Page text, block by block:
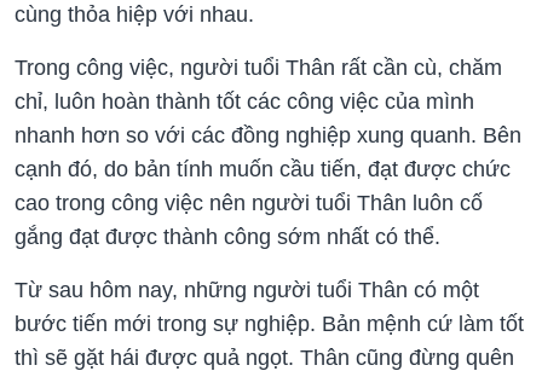
cùng thỏa hiệp với nhau.
Trong công việc, người tuổi Thân rất cần cù, chăm
chỉ, luôn hoàn thành tốt các công việc của mình
nhanh hơn so với các đồng nghiệp xung quanh. Bên
cạnh đó, do bản tính muốn cầu tiến, đạt được chức
cao trong công việc nên người tuổi Thân luôn cố
gắng đạt được thành công sớm nhất có thể.
Từ sau hôm nay, những người tuổi Thân có một
bước tiến mới trong sự nghiệp. Bản mệnh cứ làm tốt
thì sẽ gặt hái được quả ngọt. Thân cũng đừng quên